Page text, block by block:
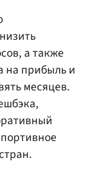
а также
на прибыль и
месяцев.